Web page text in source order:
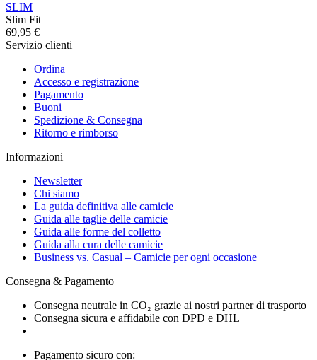
SLIM
Slim Fit
69,95 €
Servizio clienti
Ordina
Accesso e registrazione
Pagamento
Buoni
Spedizione & Consegna
Ritorno e rimborso
Informazioni
Newsletter
Chi siamo
La guida definitiva alle camicie
Guida alle taglie delle camicie
Guida alle forme del colletto
Guida alla cura delle camicie
Business vs. Casual – Camicie per ogni occasione
Consegna & Pagamento
Consegna neutrale in CO₂ grazie ai nostri partner di trasporto
Consegna sicura e affidabile con DPD e DHL
Pagamento sicuro con: